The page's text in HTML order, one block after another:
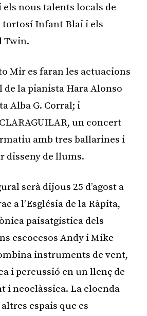
els nous talents locals de
tortosí Infant Blai i els
Twin.
Mir es faran les actuacions
de la pianista Hara Alonso
Alba G. Corral; i
un concert
amb tres ballarines i
disseny de llums.
serà dijous 25 d’agost a
a l’Església de la Ràpita,
paisatgística dels
escocesos Andy i Mike
instruments de vent,
i percussió en un llenç de
i neoclàssica. La cloenda
espais que es